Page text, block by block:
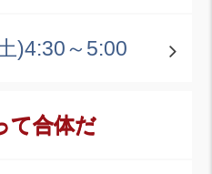
)4:30～5:00
て合体だ